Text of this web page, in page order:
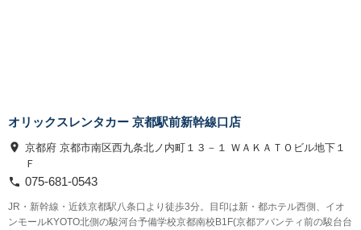
オリックスレンタカー 京都駅前新幹線口店
京都府 京都市南区西九条北ノ内町１３－１ ＷＡＫＡＴＯビル地下１
Ｆ
075-681-0543
JR・新幹線・近鉄京都駅八条口より徒歩3分。目印は新・都ホテル西側、イオ
ンモールKYOTO北側の駿河台予備学校京都南校B1F(京都アバンティ前の駿台台